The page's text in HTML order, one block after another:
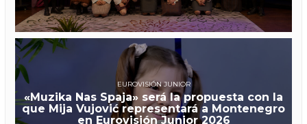
EUROVISIÓN JUNIOR
«Muzika Nas Spaja» será la propuesta con la
que Mija Vujović representará a Montenegro
en Eurovisión Junior 2026